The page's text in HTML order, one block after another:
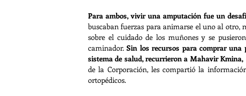
Para ambos, vivir una amputación fue un
buscaban fuerzas para animarse el uno al otro,
sobre el cuidado de los muñones y se
caminador. Sin los recursos para comprar
sistema de salud, recurrieron a Mahavir Kmina,
de la Corporación, les compartió la
ortopédicos.